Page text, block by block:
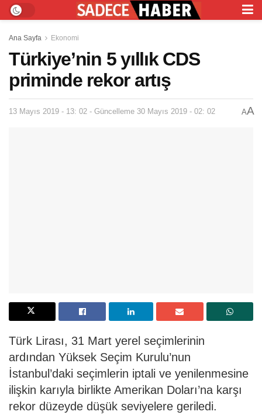
Ana Sayfa Ekonomi
Türkiye’nin 5 yıllık CDS
priminde rekor artış
13 Mayıs 2019 - 13: 02 - Güncelleme 30 Mayıs 2019 - 02: 02 AA
Türk Lirası, 31 Mart yerel seçimlerinin
ardından Yüksek Seçim Kurulu’nun
İstanbul’daki seçimlerin iptali ve yenilenmesine
ilişkin karıyla birlikte Amerikan Doları’na karşı
rekor düzeyde düşük seviyelere geriledi.